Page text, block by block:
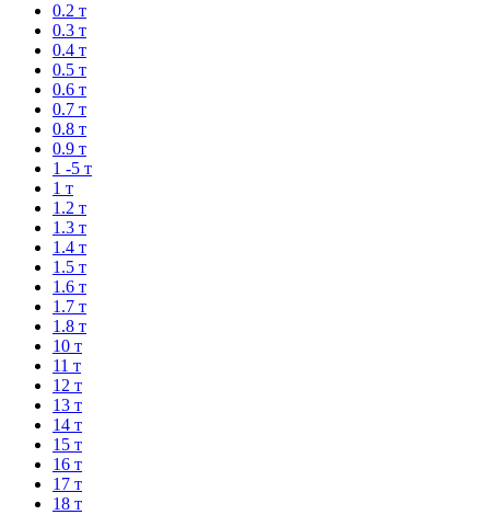
0.2 т
0.3 т
0.4 т
0.5 т
0.6 т
0.7 т
0.8 т
0.9 т
1 -5 т
1 т
1.2 т
1.3 т
1.4 т
1.5 т
1.6 т
1.7 т
1.8 т
10 т
11 т
12 т
13 т
14 т
15 т
16 т
17 т
18 т